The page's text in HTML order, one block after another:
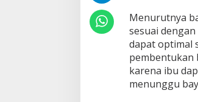
Menurutnya
sesuai
dapat optimal
pembentukan
karena ibu
menunggu